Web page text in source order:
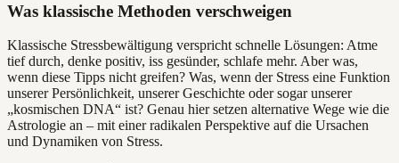
Was klassische Methoden verschweigen
Klassische Stressbewältigung verspricht schnelle Lösungen: Atme
tief durch, denke positiv, iss gesünder, schlafe mehr. Aber was,
wenn diese Tipps nicht greifen? Was, wenn der Stress eine Funktion
unserer Persönlichkeit, unserer Geschichte oder sogar unserer
„kosmischen DNA“ ist? Genau hier setzen alternative Wege wie die
Astrologie an – mit einer radikalen Perspektive auf die Ursachen
und Dynamiken von Stress.